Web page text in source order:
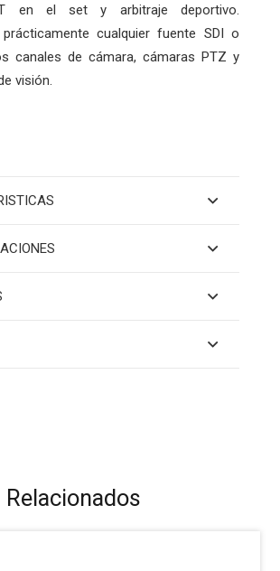
en el set y arbitraje deportivo.
cualquier fuente SDI o
canales de cámara, cámaras PTZ y
visión.